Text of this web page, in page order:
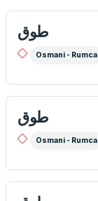
طوق
Osmani - Rumca
طوق
Osmani - Rumca